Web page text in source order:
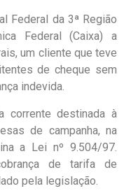
Federal da 3ª Região
Federal (Caixa) a
um cliente que teve
de cheque sem
indevida.
corrente destinada à
de campanha, na
a Lei nº 9.504/97.
de tarifa de
pela legislação.